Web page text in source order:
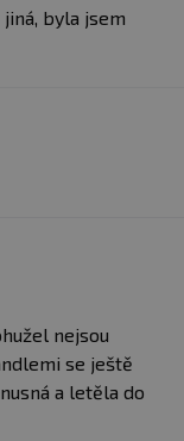
kúra
byla jsem
nejsou
se ještě
a letěla do